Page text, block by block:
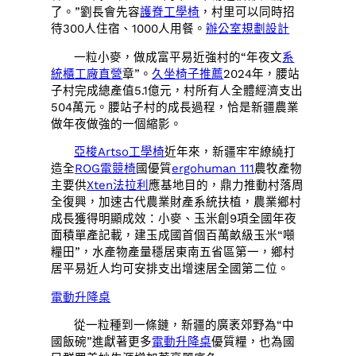
了。”劉長會先容護脊工學椅 ，村里可以同時招
待300人住宿、1000人用餐。辦公室規劃設計
一粒小麥，做成富平易近強村的“年夜文系
統櫃工廠直營章”。久坐椅子推薦2024年，腰站
子村完成總產值5.1億元，村所有人全體經濟支出
504萬元。腰站子村的成長過程，恰是新疆農業
做年夜做強的一個縮影。
亞梭Artso工學椅近年來，新疆牢牢繚繞打
造全ROG電競椅國優質ergohuman 111農牧產物
主要供Xten法拉利 應基地目的，鼎力推動村落周
全復興，加速古代農業財產系統扶植，農業鄉村
成長獲得明顯成效：小麥、玉米創9項全國年夜
面積單產記載，建玉成國首個百萬畝級玉米“噸
糧田”，水產物產量穩居東南五省區第一，鄉村
居平易近人均可安排支出增速居全國第二位。
電動升降桌
從一粒種到一條鏈，新疆的廣袤郊野為“中
國飯碗”進獻著更多電動升降桌優質糧，也為國